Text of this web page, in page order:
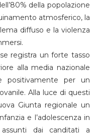
della popolazione
atmosferico, la
diffuso e la violenza
registra un forte tasso
alla media nazionale
positivamente per un
Alla luce di questi
Giunta regionale un
e l’adolescenza in
dai canditati a